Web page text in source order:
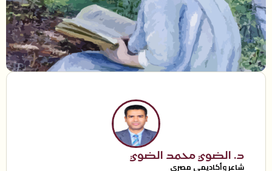
د. الضوي محمد الضوي
شاعر وأكاديمي مصري